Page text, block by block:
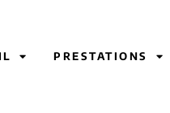
PRESTATIONS